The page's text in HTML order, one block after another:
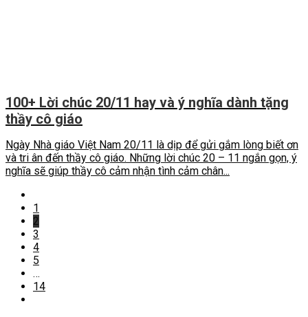
100+ Lời chúc 20/11 hay và ý nghĩa dành tặng
thầy cô giáo
Ngày Nhà giáo Việt Nam 20/11 là dịp để gửi gắm lòng biết ơn
và tri ân đến thầy cô giáo. Những lời chúc 20 – 11 ngắn gọn, ý
nghĩa sẽ giúp thầy cô cảm nhận tình cảm chân...
1
2
3
4
5
…
14